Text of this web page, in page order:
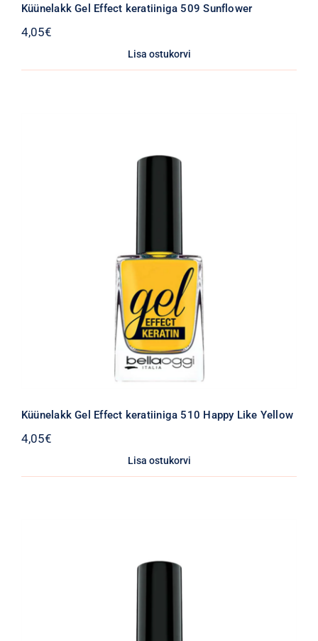
Küünelakk Gel Effect keratiiniga 509 Sunflower
4,05€
Lisa ostukorvi
Küünelakk Gel Effect keratiiniga 510 Happy Like Yellow
4,05€
Lisa ostukorvi